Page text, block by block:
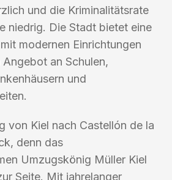
und die Kriminalitätsrate
niedrig. Die Stadt bietet eine
modernen Einrichtungen
an Schulen,
und
von Kiel nach Castellón de la
denn das
Umzugskönig Müller Kiel
Seite. Mit jahrelanger